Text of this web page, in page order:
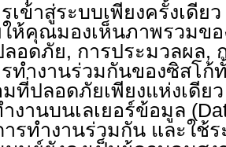
เข้าสู่ระบบเพียงครั้งเดียว
ห้คุณมองเห็นภาพรวมขอ
ลอดภัย, การประมวลผล,
ทำงานร่วมกันของซิสโ
ที่ปลอดภัยเพียงแห่งเดีย
งานบนเลเยอร์ข้อมูล (
รทำงานร่วมกัน และใช้